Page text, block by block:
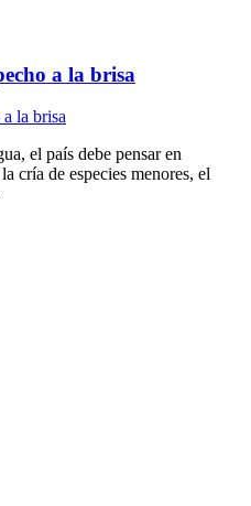
a la brisa
el país debe pensar en
cría de especies menores, el